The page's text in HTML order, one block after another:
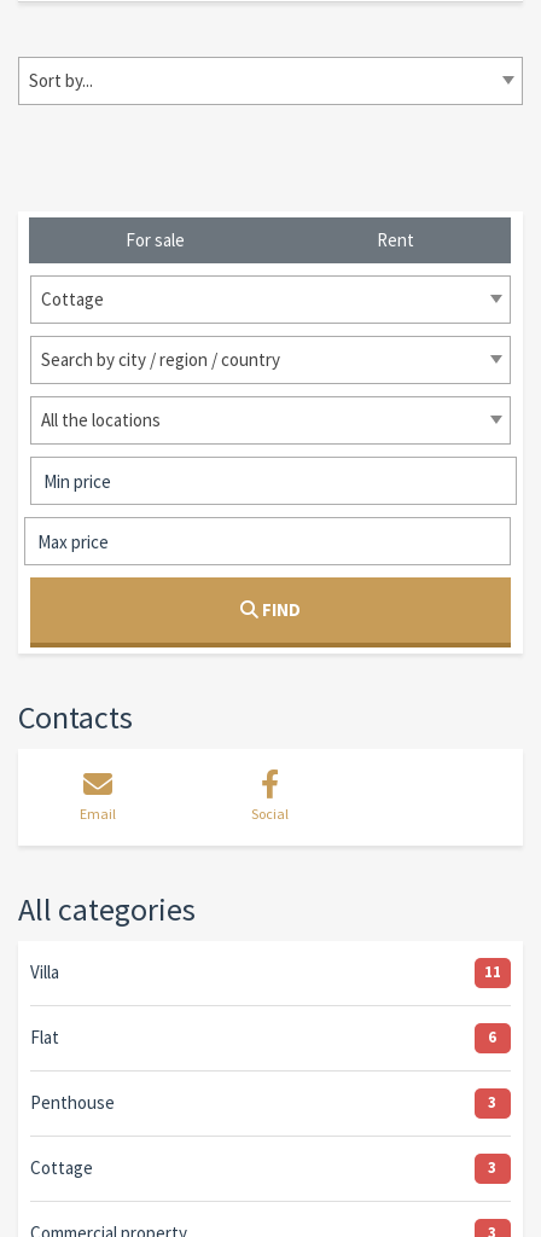
Sort by...
For sale Rent
Cottage
Search by city / region / country
All the locations
FIND
Contacts
Email Social
All categories
Villa 11
Flat 6
Penthouse 3
Cottage 3
Commercial property 3